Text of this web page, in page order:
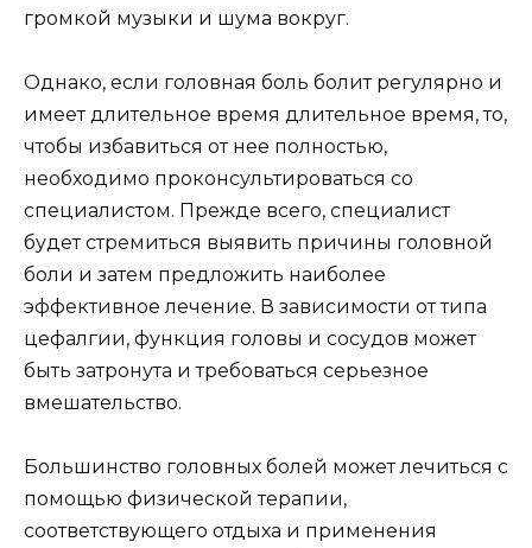
громкой музыки и шума вокруг.
Однако, если головная боль болит регулярно и
имеет длительное время длительное время, то,
чтобы избавиться от нее полностью,
необходимо проконсультироваться со
специалистом. Прежде всего, специалист
будет стремиться выявить причины головной
боли и затем предложить наиболее
эффективное лечение. В зависимости от типа
цефалгии, функция головы и сосудов может
быть затронута и требоваться серьезное
вмешательство.
Большинство головных болей может лечиться с
помощью физической терапии,
соответствующего отдыха и применения